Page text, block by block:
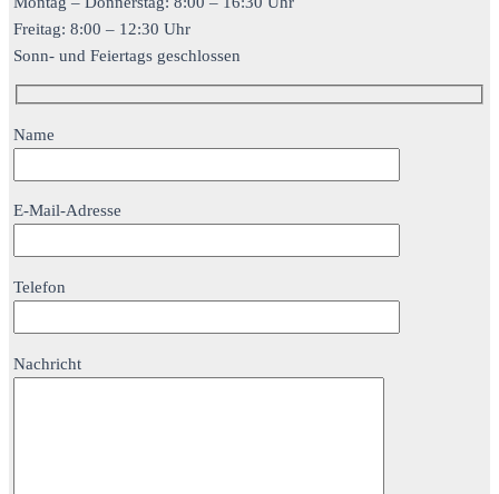
Freitag: 8:00 – 12:30 Uhr
Sonn- und Feiertags geschlossen
Name
E-Mail-Adresse
Telefon
Nachricht